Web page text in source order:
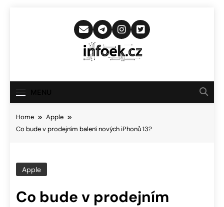
Infoek.cz
Novinkám
Home
Apple
Co bude v prodejním balení nových iPhonů 13?
Apple
Co bude v prodejním